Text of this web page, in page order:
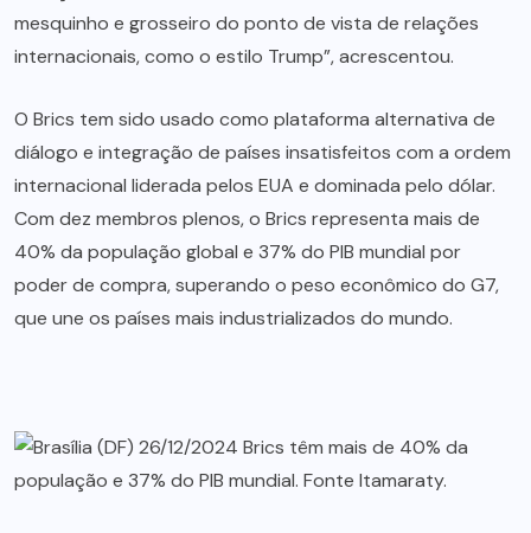
mesquinho e grosseiro do ponto de vista de relações
internacionais, como o estilo Trump”, acrescentou.
O Brics tem sido usado como plataforma alternativa de
diálogo e integração de países insatisfeitos com a ordem
internacional liderada pelos EUA e dominada pelo dólar.
Com dez membros plenos, o Brics representa mais de
40% da população global e 37% do PIB mundial por
poder de compra, superando o peso econômico do G7,
que une os países mais industrializados do mundo.